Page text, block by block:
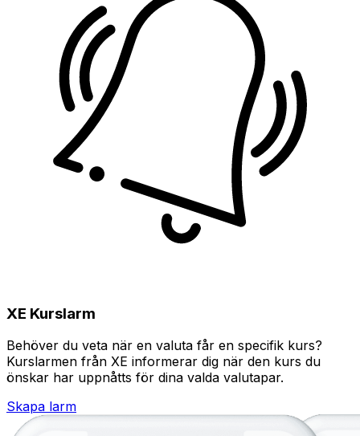
XE Kurslarm
Behöver du veta när en valuta får en specifik kurs?
Kurslarmen från XE informerar dig när den kurs du
önskar har uppnåtts för dina valda valutapar.
Skapa larm